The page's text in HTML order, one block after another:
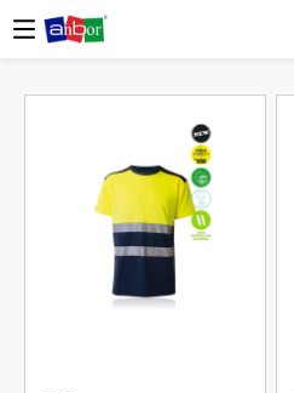
Produkt anzeigen